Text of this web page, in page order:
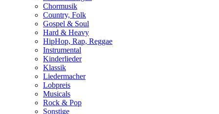
Chormusik
Country, Folk
Gospel & Soul
Hard & Heavy
HipHop, Rap, Reggae
Instrumental
Kinderlieder
Klassik
Liedermacher
Lobpreis
Musicals
Rock & Pop
Sonstige